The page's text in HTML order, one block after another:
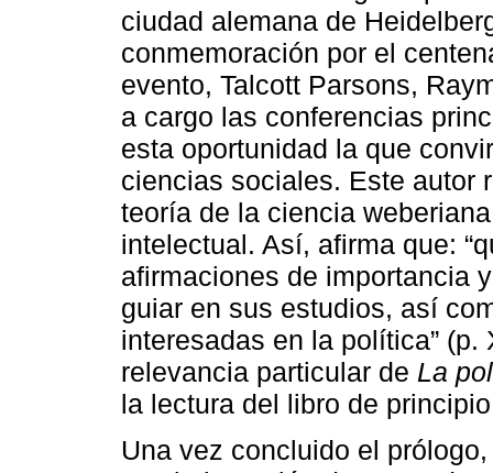
ciudad alemana de
conmemoración por el
evento, Talcott Parsons,
a cargo las conferencias
esta oportunidad la que
ciencias sociales. Este autor
teoría de la ciencia
intelectual. Así, afirma que:
afirmaciones de importancia
guiar en sus estudios, así
interesadas en la política”
relevancia particular de La
la lectura del libro de
Una vez concluido el